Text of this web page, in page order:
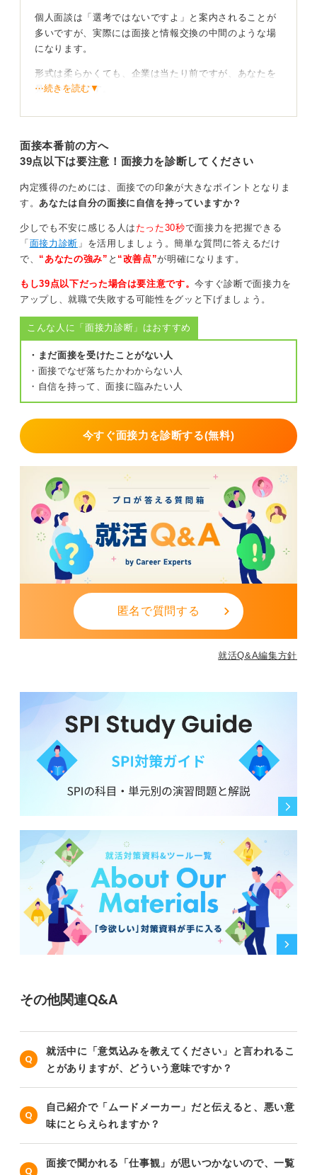
0
個人面談は「選考ではないですよ」と案内されることが
多いですが、実際には面接と情報交換の中間のような場
になります。
形式は柔らかくても、企業は当たり前ですが、あなたを
見ているのです。
ながらなかったという事実もあります。
逆に、個人面談で自社への熱意を伝えた学生は、その場
で担当者に声をかけられて次のステップに進むというこ
ともありました。
働くイメージに繋がる質問で真剣な興味を示そう
面接との大きな違いは、企業があなた自身を評価すると
同時に、あなたにも企業を知ってもらう意図があるとい
うことです。
質問数も多く、キャリア観や価値観のようなところを深
く聞かれる傾向はありますが、圧迫感は少なめです。考
え方や働くうえでの軸が伝わりやすい場でもあります。
準備としては、なぜこの企業に興味を持ったのか、働く
また、個人面談では学生からの質問も重視される傾向が
あります。
仕事内容や求める人物像に加え、面談でしか聞けないよ
うな、若手時代にどのように成長したのかという具体的
な事例や評価の基準、チームの文化などについて質問す
ると、実際に働く姿をイメージしながら企業を理解しよ
うとしている姿勢が伝わます。
1
⋯続きを読む▼
面接本番前の方へ
39点以下は要注意！面接力を診断してください
内定獲得のためには、面接での印象が大きなポイントとなりま
す。あなたは自分の面接に自信を持っていますか？
少しでも不安に感じる人は たった30秒で面接力を把握できる
「 面接力診断 」を活用しましょう。簡単な質問に答えるだけ
で、 “あなたの強み” と “改善点”が明確になります。
もし39点以下だった場合は要注意です。今すぐ診断で面接力を
アップし、就職で失敗する可能性をグッと下げましょう。
こんな人に「面接力診断」はおすすめ
・まだ面接を受けたことがない人
・面接でなぜ落ちたかわからない人
・自信を持って、面接に臨みたい人
今すぐ面接力を診断する(無料)
匿名で質問する
就活Q&A編集方針
その他関連Q&A
就活中に「意気込みを教えてください」と言われるこ
とがありますが、どういう意味ですか？
自己紹介で「ムードメーカー」だと伝えると、悪い意
味にとらえられますか？
面接で聞かれる「仕事観」が思いつかないので、一覧